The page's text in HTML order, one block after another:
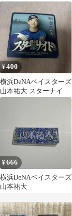
筆サイン入りフォト
¥400
横浜DeNAベイスターズ
山本祐大 スターナイト
2024 コースター
¥666
横浜DeNAベイスターズ
山本祐大